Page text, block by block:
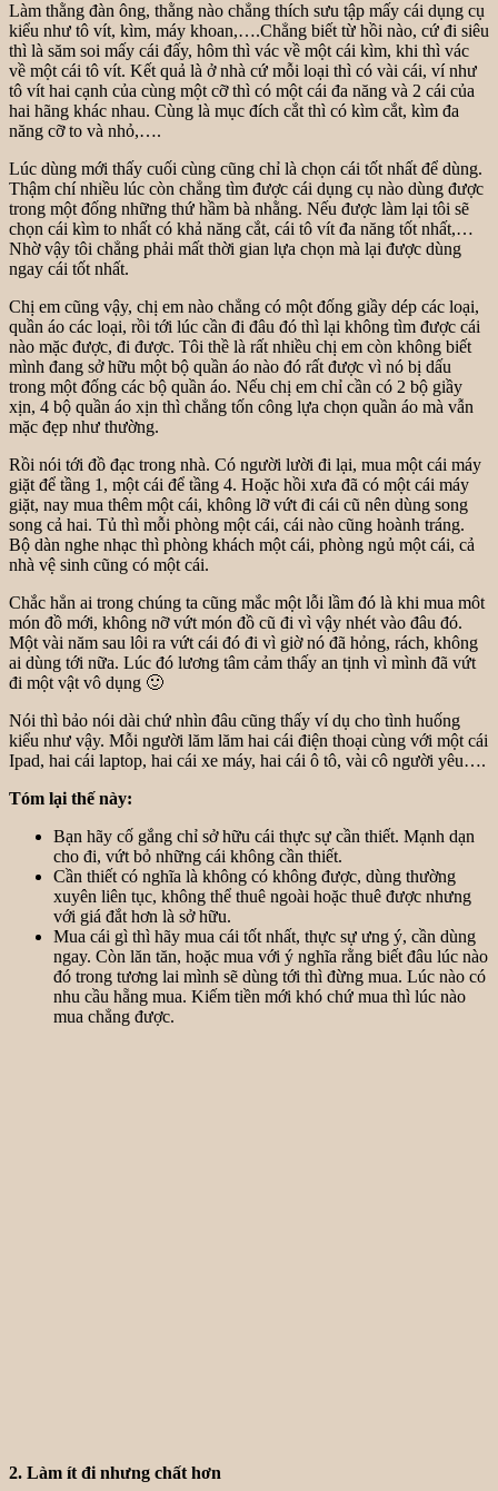
Làm thằng đàn ông, thằng nào chẳng thích sưu tập mấy cái dụng cụ
kiểu như tô vít, kìm, máy khoan,….Chẳng biết từ hồi nào, cứ đi siêu
thì là săm soi mấy cái đấy, hôm thì vác về một cái kìm, khi thì vác
về một cái tô vít. Kết quả là ở nhà cứ mỗi loại thì có vài cái, ví như
tô vít hai cạnh của cùng một cỡ thì có một cái đa năng và 2 cái của
hai hãng khác nhau. Cùng là mục đích cắt thì có kìm cắt, kìm đa
năng cỡ to và nhỏ,….
Lúc dùng mới thấy cuối cùng cũng chỉ là chọn cái tốt nhất để dùng.
Thậm chí nhiều lúc còn chẳng tìm được cái dụng cụ nào dùng được
trong một đống những thứ hầm bà nhằng. Nếu được làm lại tôi sẽ
chọn cái kìm to nhất có khả năng cắt, cái tô vít đa năng tốt nhất,…
Nhờ vậy tôi chẳng phải mất thời gian lựa chọn mà lại được dùng
ngay cái tốt nhất.
Chị em cũng vậy, chị em nào chẳng có một đống giầy dép các loại,
quần áo các loại, rồi tới lúc cần đi đâu đó thì lại không tìm được cái
nào mặc được, đi được. Tôi thề là rất nhiều chị em còn không biết
mình đang sở hữu một bộ quần áo nào đó rất được vì nó bị dấu
trong một đống các bộ quần áo. Nếu chị em chỉ cần có 2 bộ giầy
xịn, 4 bộ quần áo xịn thì chẳng tốn công lựa chọn quần áo mà vẫn
mặc đẹp như thường.
Rồi nói tới đồ đạc trong nhà. Có người lười đi lại, mua một cái máy
giặt để tầng 1, một cái để tầng 4. Hoặc hồi xưa đã có một cái máy
giặt, nay mua thêm một cái, không lỡ vứt đi cái cũ nên dùng song
song cả hai. Tủ thì mỗi phòng một cái, cái nào cũng hoành tráng.
Bộ dàn nghe nhạc thì phòng khách một cái, phòng ngủ một cái, cả
nhà vệ sinh cũng có một cái.
Chắc hẳn ai trong chúng ta cũng mắc một lỗi lầm đó là khi mua môt
món đồ mới, không nỡ vứt món đồ cũ đi vì vậy nhét vào đâu đó.
Một vài năm sau lôi ra vứt cái đó đi vì giờ nó đã hỏng, rách, không
ai dùng tới nữa. Lúc đó lương tâm cảm thấy an tịnh vì mình đã vứt
đi một vật vô dụng 🙂
Nói thì bảo nói dài chứ nhìn đâu cũng thấy ví dụ cho tình huống
kiểu như vậy. Mỗi người lăm lăm hai cái điện thoại cùng với một cái
Ipad, hai cái laptop, hai cái xe máy, hai cái ô tô, vài cô người yêu….
Tóm lại thế này:
Bạn hãy cố gắng chỉ sở hữu cái thực sự cần thiết. Mạnh dạn
cho đi, vứt bỏ những cái không cần thiết.
Cần thiết có nghĩa là không có không được, dùng thường
xuyên liên tục, không thể thuê ngoài hoặc thuê được nhưng
với giá đắt hơn là sở hữu.
Mua cái gì thì hãy mua cái tốt nhất, thực sự ưng ý, cần dùng
ngay. Còn lăn tăn, hoặc mua với ý nghĩa rằng biết đâu lúc nào
đó trong tương lai mình sẽ dùng tới thì đừng mua. Lúc nào có
nhu cầu hẵng mua. Kiếm tiền mới khó chứ mua thì lúc nào
mua chẳng được.
2. Làm ít đi nhưng chất hơn